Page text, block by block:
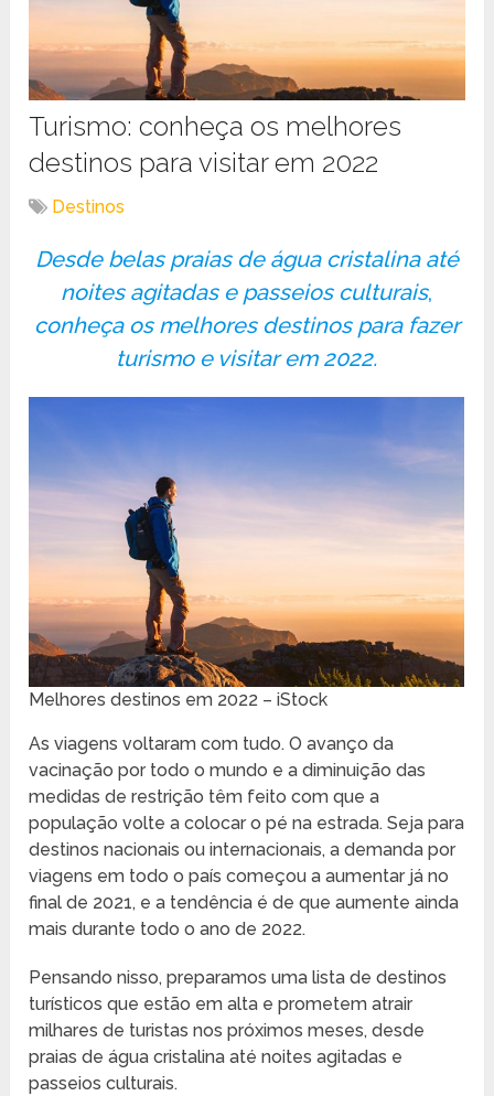
Turismo: conheça os melhores
destinos para visitar em 2022
Destinos
Desde belas praias de água cristalina até
noites agitadas e passeios culturais,
conheça os melhores destinos para fazer
turismo e visitar em 2022.
Melhores destinos em 2022 – iStock
As viagens voltaram com tudo. O avanço da
vacinação por todo o mundo e a diminuição das
medidas de restrição têm feito com que a
população volte a colocar o pé na estrada. Seja para
destinos nacionais ou internacionais, a demanda por
viagens em todo o país começou a aumentar já no
final de 2021, e a tendência é de que aumente ainda
mais durante todo o ano de 2022.
Pensando nisso, preparamos uma lista de destinos
turísticos que estão em alta e prometem atrair
milhares de turistas nos próximos meses, desde
praias de água cristalina até noites agitadas e
passeios culturais.